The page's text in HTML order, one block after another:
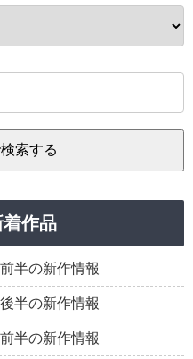
作品
半の新作情報
半の新作情報
半の新作情報